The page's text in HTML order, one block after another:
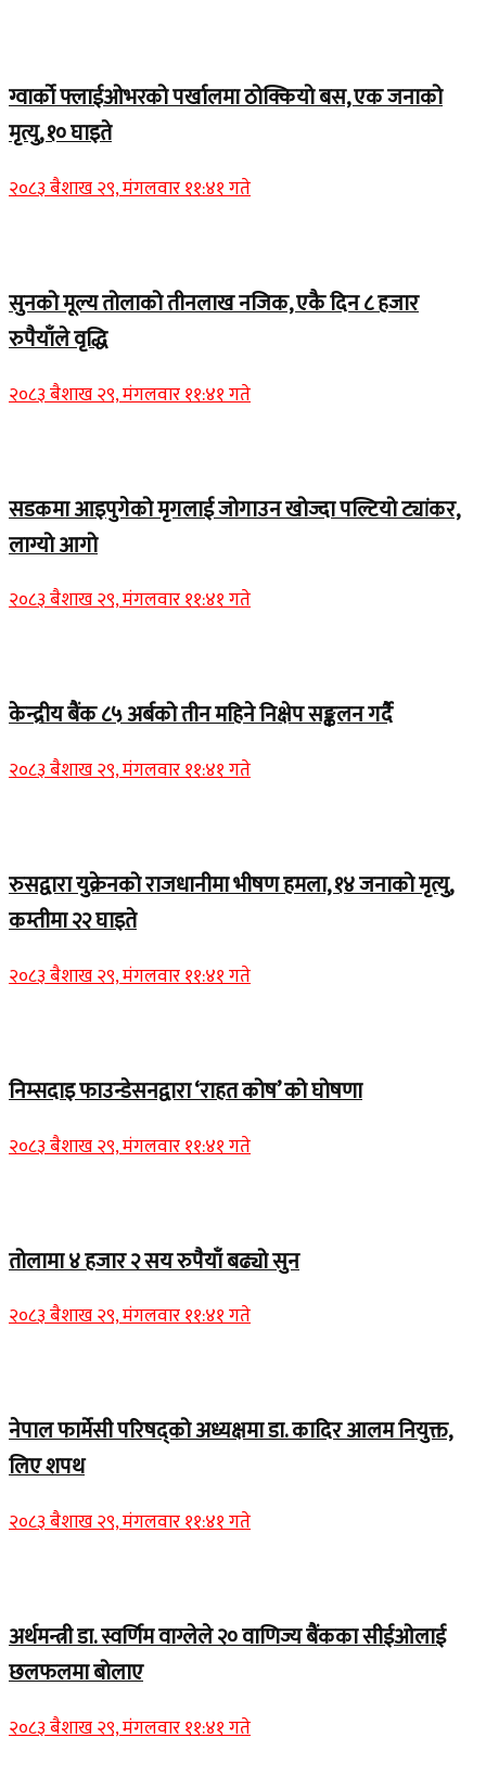
ग्वार्को फ्लाईओभरको पर्खालमा ठोक्कियो बस, एक जनाको
मृत्यु, १० घाइते
२०८३ बैशाख २९, मंगलवार ११:४१ गते
सुनको मूल्य तोलाको तीनलाख नजिक, एकै दिन ८ हजार
रुपैयाँले वृद्धि
२०८३ बैशाख २९, मंगलवार ११:४१ गते
सडकमा आइपुगेको मृगलाई जोगाउन खोज्दा पल्टियो ट्यांकर,
लाग्यो आगो
२०८३ बैशाख २९, मंगलवार ११:४१ गते
केन्द्रीय बैंक ८५ अर्बको तीन महिने निक्षेप सङ्कलन गर्दै
२०८३ बैशाख २९, मंगलवार ११:४१ गते
रुसद्वारा युक्रेनको राजधानीमा भीषण हमला, १४ जनाको मृत्यु,
कम्तीमा २२ घाइते
२०८३ बैशाख २९, मंगलवार ११:४१ गते
निम्सदाइ फाउन्डेसनद्वारा ‘राहत कोष’ को घोषणा
२०८३ बैशाख २९, मंगलवार ११:४१ गते
तोलामा ४ हजार २ सय रुपैयाँ बढ्यो सुन
२०८३ बैशाख २९, मंगलवार ११:४१ गते
नेपाल फार्मेसी परिषद्को अध्यक्षमा डा. कादिर आलम नियुक्त,
लिए शपथ
२०८३ बैशाख २९, मंगलवार ११:४१ गते
अर्थमन्त्री डा. स्वर्णिम वाग्लेले २० वाणिज्य बैंकका सीईओलाई
छलफलमा बोलाए
२०८३ बैशाख २९, मंगलवार ११:४१ गते